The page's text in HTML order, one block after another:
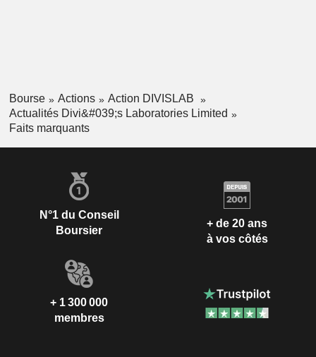
Bourse Actions
Action DIVISLAB
Actualités Divi&#039;s Laboratories Limited
Faits marquants
N°1 du Conseil
Boursier
+ de 20 ans
à vos côtés
+ 1 300 000
membres